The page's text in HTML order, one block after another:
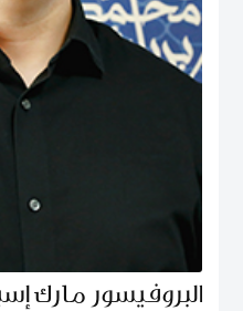
البروفيسور مارك